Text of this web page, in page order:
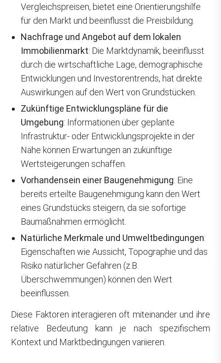
Vergleichspreisen, bietet eine Orientierungshilfe
für den Markt und beeinflusst die Preisbildung.
Nachfrage und Angebot auf dem lokalen
Immobilienmarkt: Die Marktdynamik, beeinflusst
durch die wirtschaftliche Lage, demographische
Entwicklungen und Investorentrends, hat direkte
Auswirkungen auf den Wert von Grundstücken.
Zukünftige Entwicklungspläne für die
Umgebung: Informationen über geplante
Infrastruktur- oder Entwicklungsprojekte in der
Nähe können Erwartungen an zukünftige
Wertsteigerungen schaffen.
Vorhandensein einer Baugenehmigung: Eine
bereits erteilte Baugenehmigung kann den Wert
eines Grundstücks steigern, da sie sofortige
Baumaßnahmen ermöglicht.
Natürliche Merkmale und Umweltbedingungen:
Eigenschaften wie Aussicht, Topographie und das
Risiko natürlicher Gefahren (z.B.
Überschwemmungen) können den Wert
beeinflussen.
Diese Faktoren interagieren oft miteinander und ihre
relative Bedeutung kann je nach spezifischem
Kontext und Marktbedingungen variieren.